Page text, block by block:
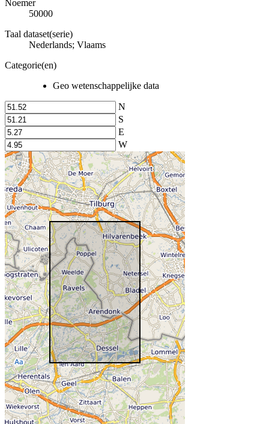
Noemer
50000
Taal dataset(serie)
Nederlands; Vlaams
Categorie(en)
Geo wetenschappelijke data
N
S
E
W